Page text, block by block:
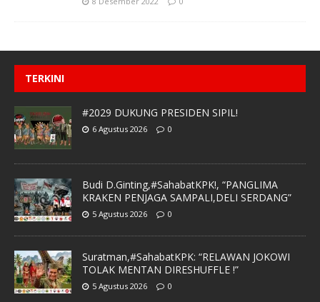
TERKINI
#2029 DUKUNG PRESIDEN SIPIL!
6 Agustus 2026 0
Budi D.Ginting,#SahabatKPK!, “PANGLIMA
KRAKEN PENJAGA SAMPALI,DELI SERDANG”
5 Agustus 2026 0
Suratman,#SahabatKPK: “RELAWAN JOKOWI
TOLAK MENTAN DIRESHUFFLE !”
5 Agustus 2026 0